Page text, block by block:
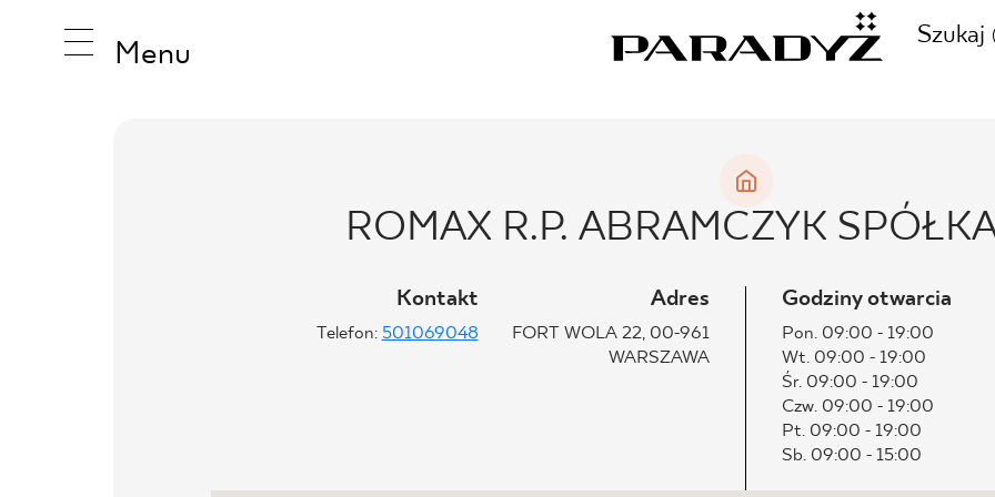
Menu
Szukaj
INSPIRACJE
PRODUKTY
ZADZWOŃ DO NAS
+48
SKLEP INTERNETOWY
44 736
ROMAX R.P. ABRAMCZYK
Kontakt
Telefon: 501069048
Adres
FORT WOLA 22, 00-961
WARSZAWA
Godziny otwarcia
Pon. 09:00 - 19:00
Wt. 09:00 - 19:00
Śr. 09:00 - 19:00
Czw. 09:00 - 19:00
Pt. 09:00 - 19:00
Sb. 09:00 - 15:00